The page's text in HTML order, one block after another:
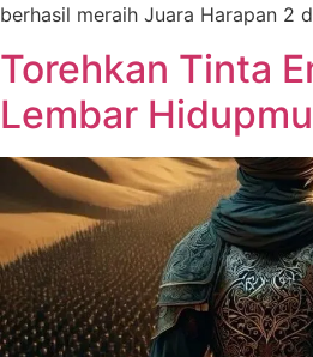
berhasil meraih Juara Harapan 2
Torehkan Tinta
Lembar Hidupmu